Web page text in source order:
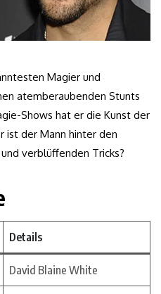
Magier und
atemberaubenden Stunts
Shows hat er die Kunst der
ist der Mann hinter den
verblüffenden Tricks?
Details
David Blaine White